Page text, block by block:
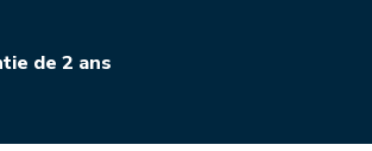
de 2 ans